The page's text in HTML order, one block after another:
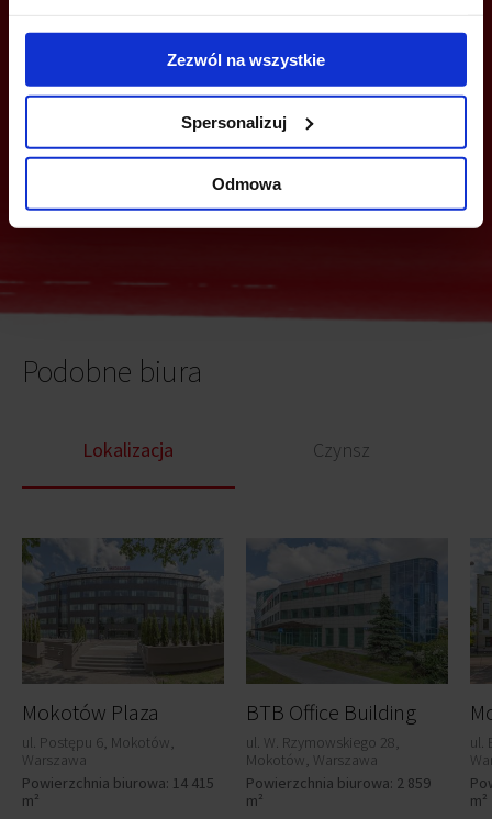
Zezwól na wszystkie
Spersonalizuj
Odmowa
Wyślij
Podobne biura
Lokalizacja Czynsz
Mokotów Plaza
ul. Postępu 6, Mokotów,
Warszawa
Powierzchnia biurowa: 14 415
m²
BTB Office Building
ul. W. Rzymowskiego 28,
Mokotów, Warszawa
Powierzchnia biurowa: 2 859
m²
ul.
m²